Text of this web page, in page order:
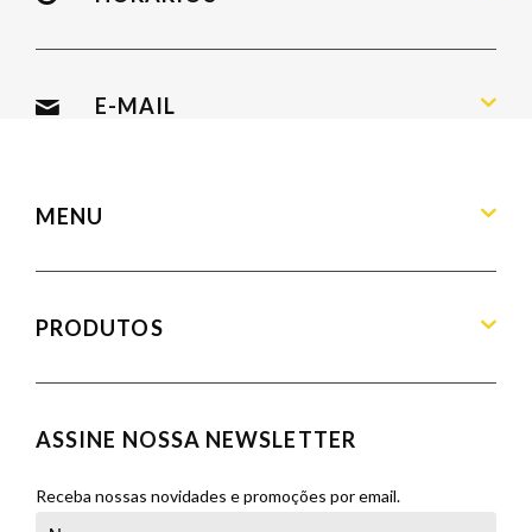
Segunda a Sexta: 09:00 às 19:00
E-MAIL
MENU
Home
Blog
Orçamento
PRODUTOS
Aparadores
Cadeiras
Complementos
ASSINE NOSSA NEWSLETTER
Receba nossas novidades e promoções por email.